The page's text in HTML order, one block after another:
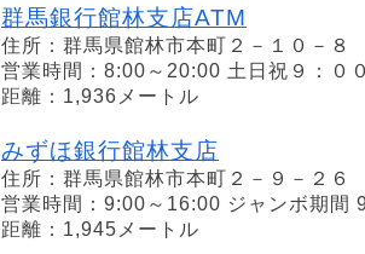
群馬銀行館林支店ATM
住所：群馬県館林市本町２－１０－８
営業時間：8:00～20:00 土日祝９：０
距離：1,936メートル
みずほ銀行館林支店
住所：群馬県館林市本町２－９－２６
営業時間：9:00～16:00 ジャンボ期間
距離：1,945メートル